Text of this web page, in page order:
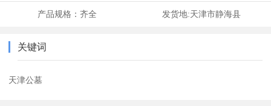
产品规格： 齐全 发货地:天津市静海县
关键词
天津公墓